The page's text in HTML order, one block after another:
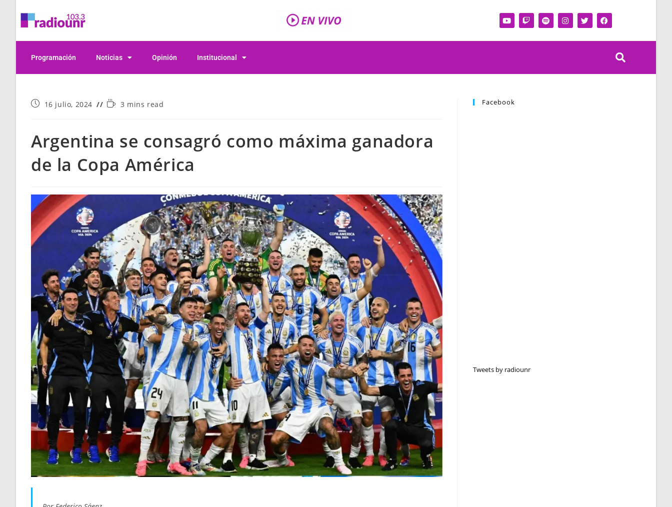
Programación Noticias Opinión Institucional
16 julio, 2024 3 mins read
Argentina se consagró como máxima ganadora
de la Copa América
Facebook
Tweets by radiounr